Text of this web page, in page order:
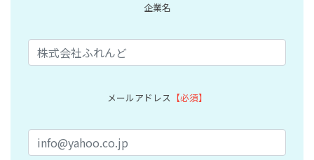
企業名
メールアドレス 【必須】